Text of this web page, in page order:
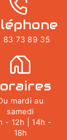
83 73 89 35
mardi au
samedi
- 12h | 14h -
18h